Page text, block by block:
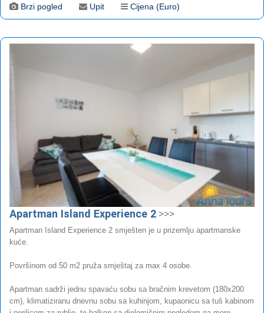
Brzi pogled Upit Cijena (Euro)
Apartman Island Experience 2 >>>
Apartman Island Experience 2 smješten je u prizemlju apartmanske
kuće.
Površinom od 50 m2 pruža smještaj za max 4 osobe.
Apartman sadrži jednu spavaću sobu sa bračnim krevetom (180x200
cm), klimatiziranu dnevnu sobu sa kuhinjom, kupaonicu sa tuš kabinom